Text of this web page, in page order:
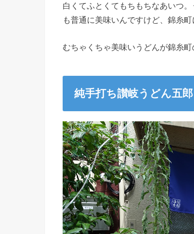
白くてふとくてもちもちなあいつ
も普通に美味いんですけど、錦糸
むちゃくちゃ美味いうどんが錦糸
純手打ち讃岐うどん五郎